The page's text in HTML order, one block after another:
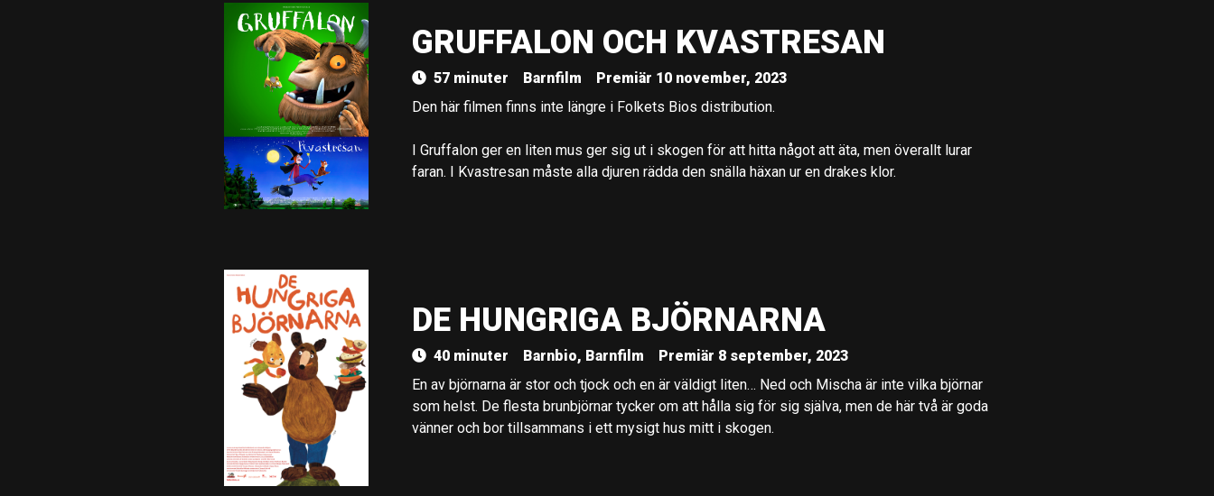
GRUFFALON OCH KVASTRESAN
57 minuter Barnfilm
Premiär 10 november, 2023
Den här filmen finns inte längre i Folkets Bios distribution.
I Gruffalon ger en liten mus ger sig ut i skogen för att hitta något att äta, men överallt lurar
faran. I Kvastresan måste alla djuren rädda den snälla häxan ur en drakes klor.
DE HUNGRIGA BJÖRNARNA
40 minuter Barnbio, Barnfilm
Premiär 8 september, 2023
En av björnarna är stor och tjock och en är väldigt liten… Ned och Mischa är inte vilka björnar
som helst. De flesta brunbjörnar tycker om att hålla sig för sig själva, men de här två är goda
vänner och bor tillsammans i ett mysigt hus mitt i skogen.